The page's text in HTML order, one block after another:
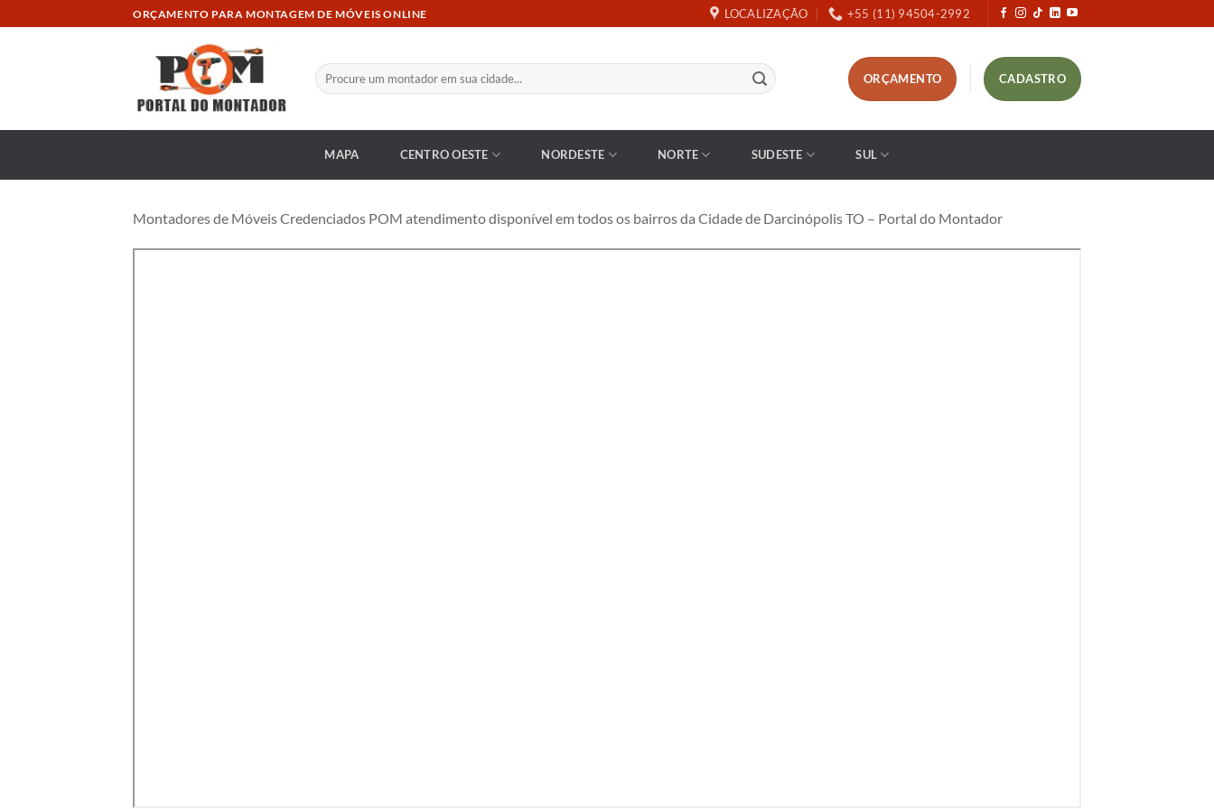
to
ORÇAMENTO PARA MONTAGEM DE MÓVEIS ONLINE LOCALIZAÇÃO +55 (11) 94504-2992
Pesquisar
por:
ORÇAMENTO CADASTRO
MAPA CENTRO OESTE NORDESTE NORTE SUDESTE SUL
Montadores de Móveis Credenciados POM atendimento disponível em todos os bairros da Cidade de Darcinópolis TO – Portal do Montador